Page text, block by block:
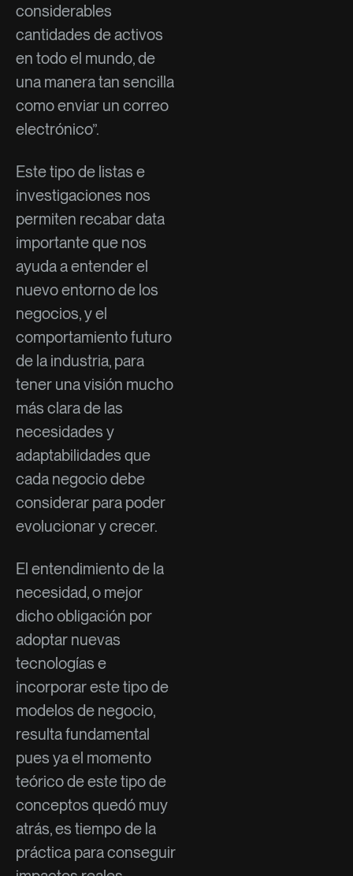
considerables
cantidades de activos
en todo el mundo, de
una manera tan sencilla
como enviar un correo
electrónico”.
Este tipo de listas e
investigaciones nos
permiten recabar data
importante que nos
ayuda a entender el
nuevo entorno de los
negocios, y el
comportamiento futuro
de la industria, para
tener una visión mucho
más clara de las
necesidades y
adaptabilidades que
cada negocio debe
considerar para poder
evolucionar y crecer.
El entendimiento de la
necesidad, o mejor
dicho obligación por
adoptar nuevas
tecnologías e
incorporar este tipo de
modelos de negocio,
resulta fundamental
pues ya el momento
teórico de este tipo de
conceptos quedó muy
atrás, es tiempo de la
práctica para conseguir